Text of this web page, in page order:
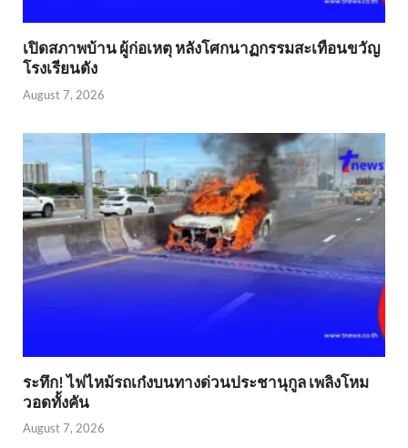
เปิดสภาพบ้าน ผู้ก่อเหตุ หลังโศกนาฏกรรมสะเทือนขวัญ
โรงเรียนดัง
August 7, 2026
ระทึก! ไฟไหม้รถเก๋งบนทางด่วนประชานุกูล เพลิงโหม
วอดทั้งคัน
August 7, 2026